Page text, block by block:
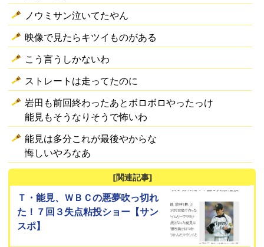
ノウミサン泣いてたやん
映像で見たらキツイものがある
こう言うしかないわ
ストレートは走ってたのに
岩田も前回終わったあとボロボロやったっけ
能見もそうなりそうで怖いわ
能見は多分これが最後やからな
悔しいやろなあ
[関連記事]
Ｔ・能見、ＷＢＣの悪夢吹っ切れ
た！７回３失点粘投ショー【サン
スポ】